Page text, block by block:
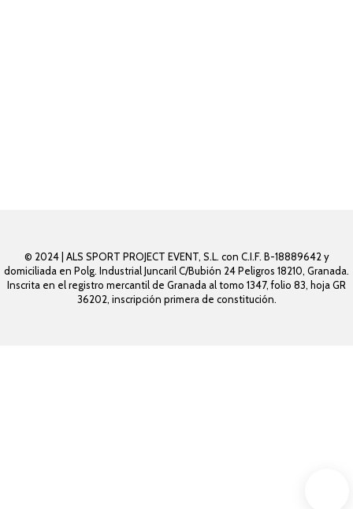
© 2024 | ALS SPORT PROJECT EVENT, S.L. con C.I.F. B-18889642 y
domiciliada en Polg. Industrial Juncaril C/Bubión 24 Peligros 18210, Granada.
Inscrita en el registro mercantil de Granada al tomo 1347, folio 83, hoja GR
36202, inscripción primera de constitución.